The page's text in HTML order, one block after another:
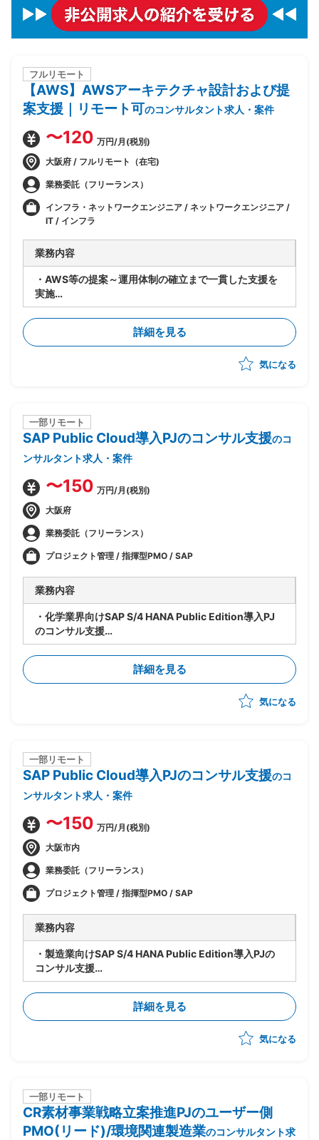
フルリモート
【AWS】AWSアーキテクチャ設計および提
案支援｜リモート可のコンサルタント求人・案件
〜120 万円/月(税別)
大阪府 / フルリモート（在宅)
業務委託（フリーランス）
インフラ・ネットワークエンジニア / ネットワークエンジニア /
IT / インフラ
業務内容
・AWS等の提案～運用体制の確立まで一貫した支援を
実施
・某建設業のAWS活用に関する要件整理およびアーキ
テクチャ提案支援
・顧客の要件をAWSサービスに紐づけた構成検討およ
び提案活動の実施
・セキュリティ強化や認証統合(AWS/EntraID等)に関
・案件受注後はPMを担当
・工程：提案、案件創出、要件定義～を実施の想定
詳細を見る
気になる
一部リモート
SAP Public Cloud導入PJのコンサル支援のコ
ンサルタント求人・案件
〜150 万円/月(税別)
大阪府
業務委託（フリーランス）
プロジェクト管理 / 指揮型PMO / SAP
業務内容
・化学業界向けSAP S/4 HANA Public Edition導入PJ
のコンサル支援
・領域：会計
・SAP Public Cloudを採用したERP導入を推進
・先方内のPJ推進方法の理解を前提とした支援を想定
詳細を見る
気になる
一部リモート
SAP Public Cloud導入PJのコンサル支援のコ
ンサルタント求人・案件
〜150 万円/月(税別)
大阪市内
業務委託（フリーランス）
プロジェクト管理 / 指揮型PMO / SAP
業務内容
・製造業向けSAP S/4 HANA Public Edition導入PJの
コンサル支援
・SD1名、MM1名、PP1名、FI1名
・SAP Public Cloudを採用したERP導入を推進
・先方内のPJ推進方法の理解を前提とした支援を想定
詳細を見る
気になる
一部リモート
CR素材事業戦略立案推進PJのユーザー側
PMO(リード)/環境関連製造業のコンサルタント求